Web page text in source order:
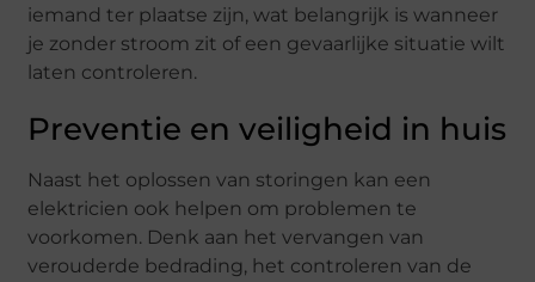
iemand ter plaatse zijn, wat belangrijk is wanneer
je zonder stroom zit of een gevaarlijke situatie wilt
laten controleren.
Preventie en veiligheid in huis
Naast het oplossen van storingen kan een
elektricien ook helpen om problemen te
voorkomen. Denk aan het vervangen van
verouderde bedrading, het controleren van de